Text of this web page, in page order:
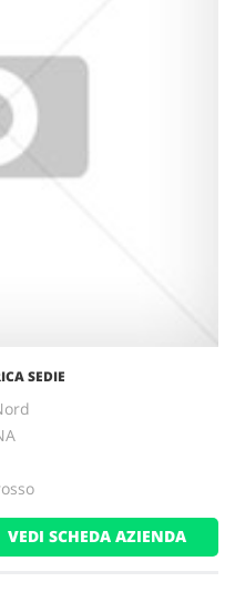
SEDIE
VEDI SCHEDA AZIENDA